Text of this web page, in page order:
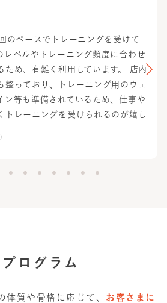
のペースでトレーニングを受けて
レベルやトレーニング頻度に合わせ
ため、有難く利用しています。 店内
整っており、トレーニング用のウェ
ン等も準備されているため、仕事や
トレーニングを受けられるのが嬉し
ログラム
体質や骨格に応じて、 お客さまに